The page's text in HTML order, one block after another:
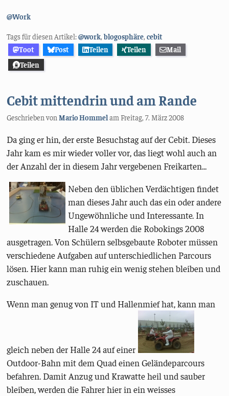
Kategorien:
@Work
Tags für diesen Artikel:@work,blogosphäre,cebit
Toot
Post Teilen Teilen
Mail
Teilen
Cebit mittendrin und am Rande
Geschrieben vonMario HommelamFreitag, 7. März 2008
Da ging er hin, der erste Besuchstag auf der Cebit. Dieses
Jahr kam es mir wieder voller vor, das liegt wohl auch an
der Anzahl der in diesem Jahr vergebenen Freikarten...
Neben den üblichen Verdächtigen findet
man dieses Jahr auch das ein oder andere
Ungewöhnliche und Interessante. In
Halle 24 werden die Robokings 2008
ausgetragen. Von Schülern selbsgebaute Roboter müssen
verschiedene Aufgaben auf unterschiedlichen Parcours
lösen. Hier kann man ruhig ein wenig stehen bleiben und
zuschauen.
Wenn man genug von IT und Hallenmief hat, kann man
gleich neben der Halle 24 auf einer
Outdoor-Bahn mit dem Quad einen Geländeparcours
befahren. Damit Anzug und Krawatte heil und sauber
bleiben, werden die Fahrer hier in ein weisses